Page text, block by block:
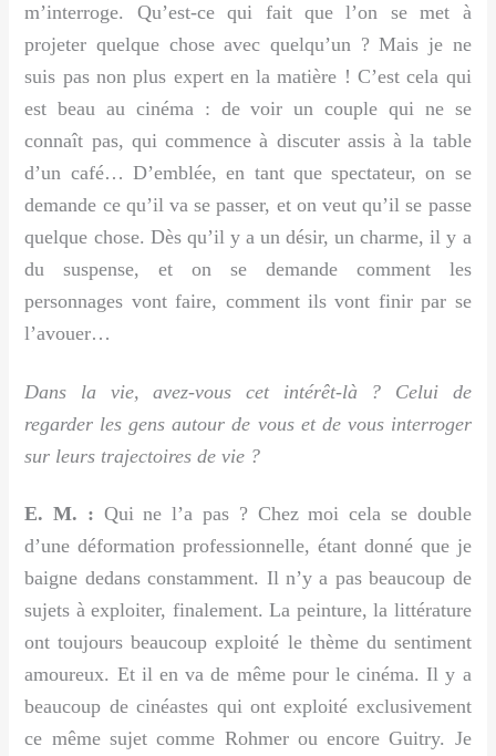
m’interroge. Qu’est-ce qui fait que l’on se met à
projeter quelque chose avec quelqu’un ? Mais je ne
suis pas non plus expert en la matière ! C’est cela qui
est beau au cinéma : de voir un couple qui ne se
connaît pas, qui commence à discuter assis à la table
d’un café… D’emblée, en tant que spectateur, on se
demande ce qu’il va se passer, et on veut qu’il se passe
quelque chose. Dès qu’il y a un désir, un charme, il y a
du suspense, et on se demande comment les
personnages vont faire, comment ils vont finir par se
l’avouer…
Dans la vie, avez-vous cet intérêt-là ? Celui de
regarder les gens autour de vous et de vous interroger
sur leurs trajectoires de vie ?
E. M. : Qui ne l’a pas ? Chez moi cela se double
d’une déformation professionnelle, étant donné que je
baigne dedans constamment. Il n’y a pas beaucoup de
sujets à exploiter, finalement. La peinture, la littérature
ont toujours beaucoup exploité le thème du sentiment
amoureux. Et il en va de même pour le cinéma. Il y a
beaucoup de cinéastes qui ont exploité exclusivement
ce même sujet comme Rohmer ou encore Guitry. Je